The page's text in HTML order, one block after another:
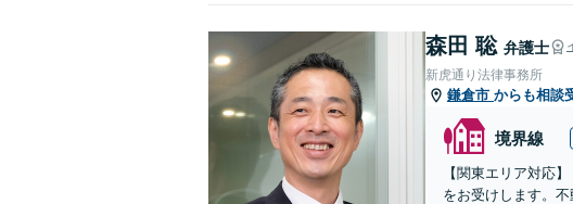
森田 聡 弁護士
新虎通り法律事務所
鎌倉市 からも相談
境界線
【関東エリア対応
をお受けします。